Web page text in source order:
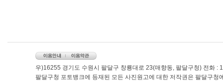
우)16255 경기도 수원시 팔달구 창룡대로 23(매향동, 팔달구청) 전화
팔달구청 포토뱅크에 등재된 모든 사진원고에 대한 저작권은 팔달구청